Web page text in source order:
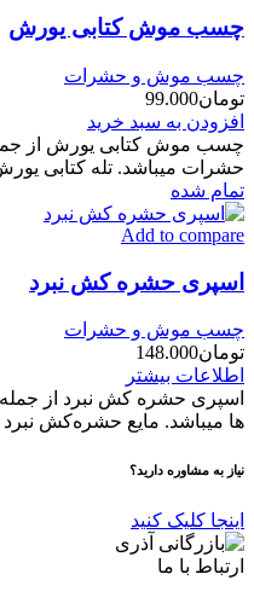
چسب موش کتابی یورش
چسب موش و حشرات
تومان99.000
افزودن به سبد خرید
چسب موش کتابی یورش از
حشرات میباشد. تله کتابی
تمام شده
Add to compare
اسپری حشره کش نبرد
چسب موش و حشرات
تومان148.000
اطلاعات بیشتر
اسپری حشره کش نبرد از
ها میباشد. مایع حشره‌کش
نیاز به مشاوره دارید؟
اینجا کلیک کنید
ارتباط با ما